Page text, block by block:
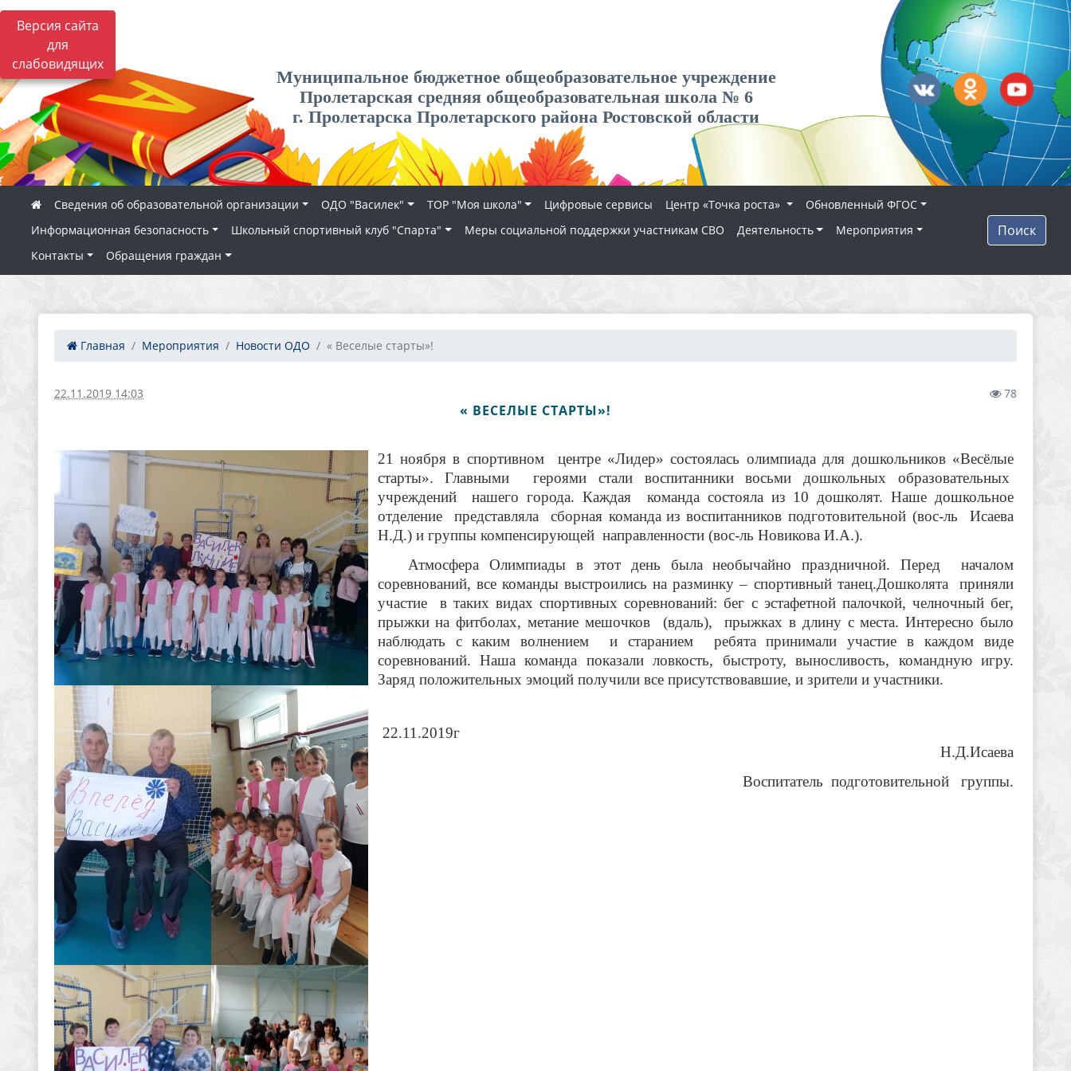
Версия сайта
для
слабовидящих
Муниципальное бюджетное общеобразовательное учреждение
Пролетарская средняя общеобразовательная школа № 6
г. Пролетарска Пролетарского района Ростовской области
Сведения об образовательной организации ОДО "Василек" ТОР "Моя школа" Цифровые сервисы Центр «Точка роста»
Обновленный ФГОС
Информационная безопасность
Школьный спортивный клуб "Спарта" Меры социальной поддержки участникам СВО Деятельность
Мероприятия
Контакты
Обращения граждан
Поиск
Главная Мероприятия Новости ОДО « Веселые старты»!
22.11.2019 14:03 78
« ВЕСЕЛЫЕ СТАРТЫ»!
21 ноября в спортивном центре «Лидер» состоялась олимпиада для дошкольников «Весёлые
старты». Главными героями стали воспитанники восьми дошкольных образовательных
учреждений нашего города. Каждая команда состояла из 10 дошколят. Наше дошкольное
отделение представляла сборная команда из воспитанников подготовительной (вос-ль Исаева
Н.Д.) и группы компенсирующей направленности (вос-ль Новикова И.А.).
Атмосфера Олимпиады в этот день была необычайно праздничной. Перед началом
соревнований, все команды выстроились на разминку – спортивный танец.Дошколята приняли
участие в таких видах спортивных соревнований: бег с эстафетной палочкой, челночный бег,
прыжки на фитболах, метание мешочков (вдаль), прыжках в длину с места. Интересно было
наблюдать с каким волнением и старанием ребята принимали участие в каждом виде
соревнований. Наша команда показали ловкость, быстроту, выносливость, командную игру.
Заряд положительных эмоций получили все присутствовавшие, и зрители и участники.
22.11.2019г
Н.Д.Исаева
Воспитатель подготовительной группы.